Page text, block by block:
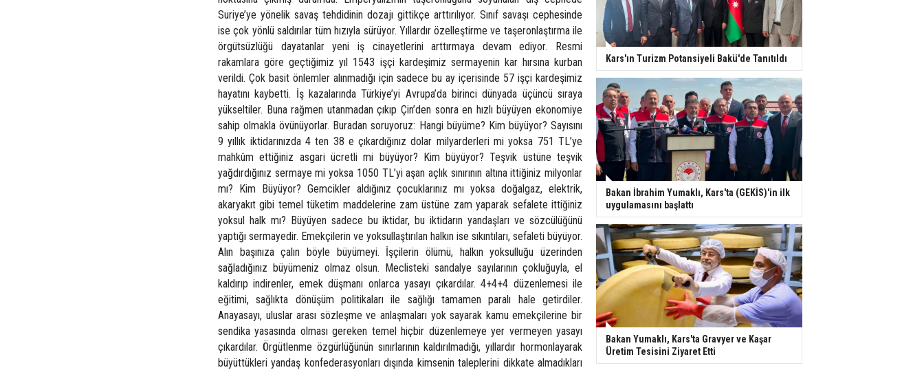
Suriye’ye yönelik savaş tehdidinin dozajı gittikçe arttırılıyor. Sınıf savaşı cephesinde
ise çok yönlü saldırılar tüm hızıyla sürüyor. Yıllardır özelleştirme ve taşeronlaştırma ile
örgütsüzlüğü dayatanlar yeni iş cinayetlerini arttırmaya devam ediyor. Resmi
rakamlara göre geçtiğimiz yıl 1543 işçi kardeşimiz sermayenin kar hırsına kurban
verildi. Çok basit önlemler alınmadığı için sadece bu ay içerisinde 57 işçi kardeşimiz
hayatını kaybetti. İş kazalarında Türkiye’yi Avrupa’da birinci dünyada üçüncü sıraya
yükseltiler. Buna rağmen utanmadan çıkıp Çin’den sonra en hızlı büyüyen ekonomiye
sahip olmakla övünüyorlar. Buradan soruyoruz: Hangi büyüme? Kim büyüyor? Sayısını
9 yıllık iktidarınızda 4 ten 38 e çıkardığınız dolar milyarderleri mi yoksa 751 TL’ye
mahkûm ettiğiniz asgari ücretli mi büyüyor? Kim büyüyor? Teşvik üstüne teşvik
yağdırdığınız sermaye mi yoksa 1050 TL’yi aşan açlık sınırının altına ittiğiniz milyonlar
mı? Kim Büyüyor? Gemcikler aldığınız çocuklarınız mı yoksa doğalgaz, elektrik,
akaryakıt gibi temel tüketim maddelerine zam üstüne zam yaparak sefalete ittiğiniz
yoksul halk mı? Büyüyen sadece bu iktidar, bu iktidarın yandaşları ve sözcülüğünü
yaptığı sermayedir. Emekçilerin ve yoksullaştırılan halkın ise sıkıntıları, sefaleti büyüyor.
Alın başınıza çalın böyle büyümeyi. İşçilerin ölümü, halkın yoksulluğu üzerinden
sağladığınız büyümeniz olmaz olsun. Meclisteki sandalye sayılarının çokluğuyla, el
kaldırıp indirenler, emek düşmanı onlarca yasayı çıkardılar. 4+4+4 düzenlemesi ile
eğitimi, sağlıkta dönüşüm politikaları ile sağlığı tamamen paralı hale getirdiler.
Anayasayı, uluslar arası sözleşme ve anlaşmaları yok sayarak kamu emekçilerine bir
sendika yasasında olması gereken temel hiçbir düzenlemeye yer vermeyen yasayı
çıkardılar. Örgütlenme özgürlüğünün sınırlarının kaldırılmadığı, yıllardır hormonlayarak
büyüttükleri yandaş konfederasyonları dışında kimsenin taleplerini dikkate almadıkları
Kars'ın Turizm Potansiyeli Bakü'de Tanıtıldı
Bakan İbrahim Yumaklı, Kars'ta (GEKİS)'in ilk
uygulamasını başlattı
Bakan Yumaklı, Kars'ta Gravyer ve Kaşar
Üretim Tesisini Ziyaret Etti